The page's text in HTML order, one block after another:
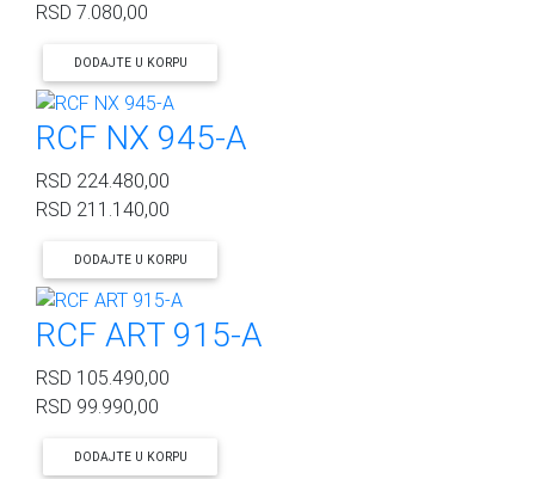
RSD 7.080,00
DODAJTE U KORPU
RCF NX 945-A
RSD 224.480,00
RSD 211.140,00
DODAJTE U KORPU
RCF ART 915-A
RSD 105.490,00
RSD 99.990,00
DODAJTE U KORPU